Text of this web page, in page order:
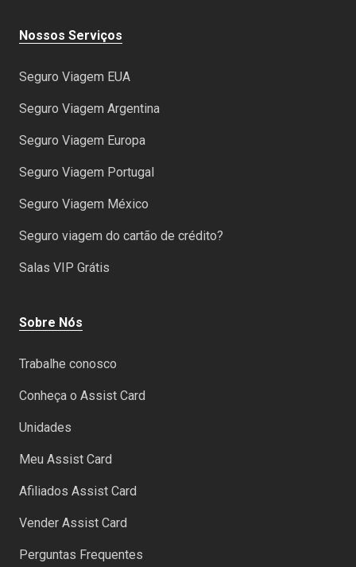
Nossos Serviços
Seguro Viagem EUA
Seguro Viagem Argentina
Seguro Viagem Europa
Seguro Viagem Portugal
Seguro Viagem México
Seguro viagem do cartão de crédito?
Salas VIP Grátis
Sobre Nós
Trabalhe conosco
Conheça o Assist Card
Unidades
Meu Assist Card
Afiliados Assist Card
Vender Assist Card
Perguntas Frequentes